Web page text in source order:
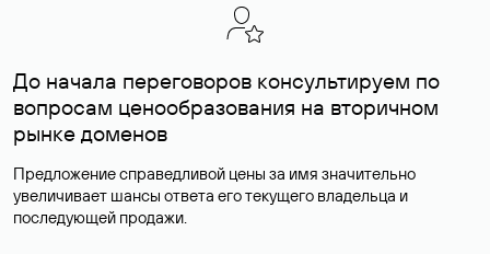
До начала переговоров консультируем по
вопросам ценообразования на вторичном
рынке доменов
Предложение справедливой цены за имя значительно
увеличивает шансы ответа его текущего владельца и
последующей продажи.